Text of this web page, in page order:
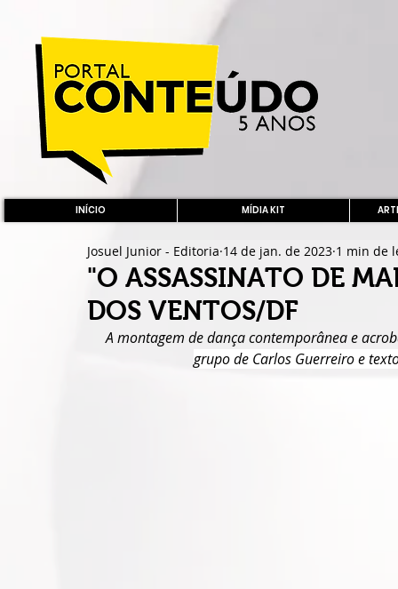
INÍCIO MÍDIA KIT
"O ASSASSINATO DE
DOS VENTOS/DF
Josuel Junior - Editoria 14 de jan. de 2023 1 min de
A montagem de dança contemporânea e
grupo de Carlos Guerreiro e